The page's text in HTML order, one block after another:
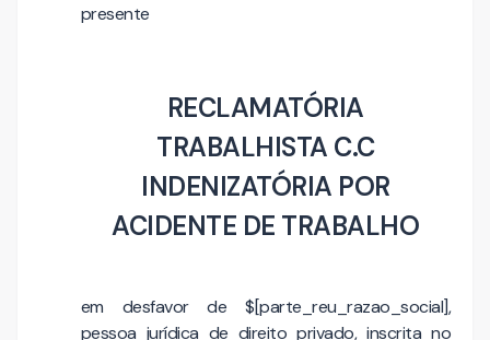
presente
RECLAMATÓRIA
TRABALHISTA C.C
INDENIZATÓRIA POR
ACIDENTE DE TRABALHO
em desfavor de $[parte_reu_razao_social],
pessoa jurídica de direito privado, inscrita no